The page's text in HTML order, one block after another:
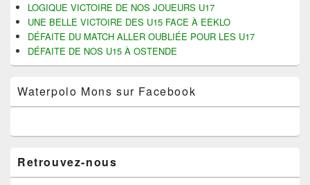
LOGIQUE VICTOIRE DE NOS JOUEURS U17
UNE BELLE VICTOIRE DES U15 FACE À EEKLO
DÉFAITE DU MATCH ALLER OUBLIÉE POUR LES U17
DÉFAITE DE NOS U15 À OSTENDE
Waterpolo Mons sur Facebook
Retrouvez-nous